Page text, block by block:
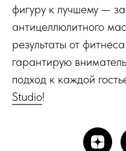
фигуру к лучшему —
антицеллюлитного
результаты от
гарантирую
подход к каждой
Studio!